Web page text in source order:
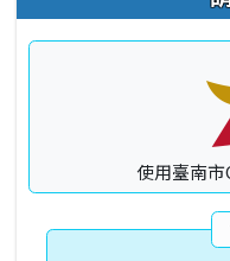
使用臺南